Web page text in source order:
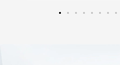
vajadzības. Iesaku